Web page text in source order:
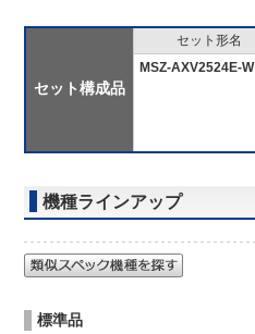
セット構成品
セット形名
MSZ-AXV2524E-W
機種ラインアップ
標準品